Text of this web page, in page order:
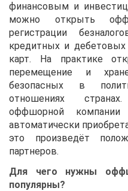
финансовым и
можно открыть
регистрации
кредитных и дебетовых
карт. На практике
перемещение и
безопасных в
отношениях
оффшорной компании
автоматически
это произведёт
партнеров.
Для чего нужны
популярны?